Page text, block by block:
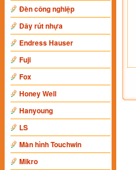
Đèn công nghiệp
Dây rút nhựa
Endress Hauser
Fuji
Fox
Honey Well
Hanyoung
LS
Màn hình Touchwin
Mikro